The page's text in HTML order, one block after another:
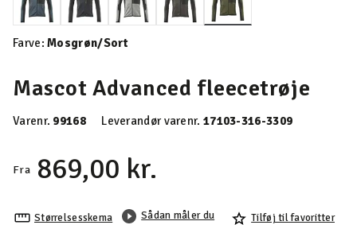
Mascot Advanced fleecetrøje
Varenr. 99168 Leverandør varenr. 17103-316-3309
Fra 869,00 kr.
valgte
Farve:Mosgrøn/Sort
Størrelsesskema Sådan måler du Tilføj til favoritter